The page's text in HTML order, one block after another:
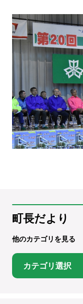
町長だより
他のカテゴリを見る
カテゴリ選択